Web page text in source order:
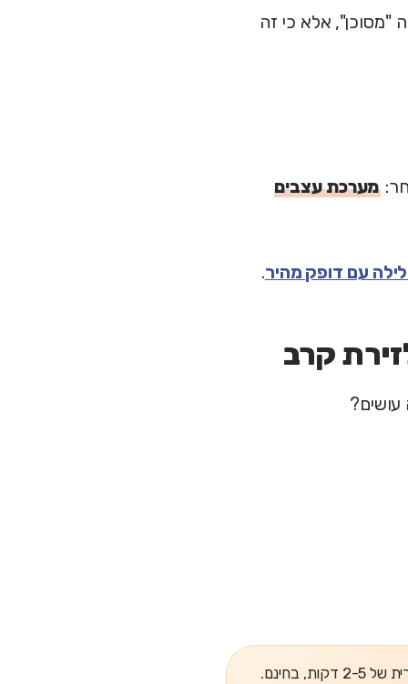
"מסוכן", אלא כי זה
מערכת עצבים
עם דופק מהיר.
קרב
בחינם.